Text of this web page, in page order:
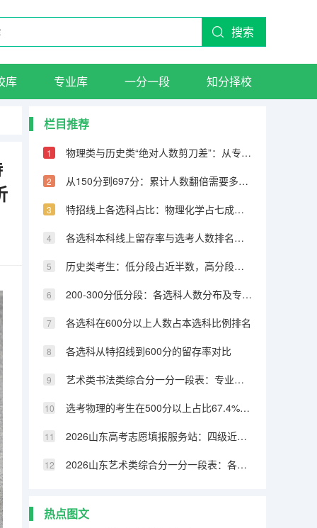
搜索
库 专业库 一分一段 知分择校
栏目推荐
物理类与历史类“绝对人数剪刀差”：从专科到600分物理反超22万人
从150分到697分：累计人数翻倍需要多少分，越高分段跨越越大
特招线上各选科占比：物理化学占七成，历史仅占三成
各选科本科线上留存率与选考人数排名完全相反
历史类考生：低分段占近半数，高分段锐减
200-300分低分段：各选科人数分布及专科保底策略
各选科在600分以上人数占本选科比例排名
各选科从特招线到600分的留存率对比
艺术类书法类综合分一分一段表：专业成绩占比70%，文化331分可上本科
选考物理的考生在500分以上占比67.4%，历史类仅32.8%
2026山东高考志愿填报服务站：四级近800个免费开放
2026山东艺术类综合分一分一段表：各专业类别双达线考生文化成绩排名的作用
热点图文